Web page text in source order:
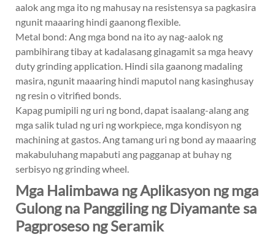
aalok ang mga ito ng mahusay na resistensya sa pagkasira
ngunit maaaring hindi gaanong flexible.
Metal bond: Ang mga bond na ito ay nag-aalok ng
pambihirang tibay at kadalasang ginagamit sa mga heavy
duty grinding application. Hindi sila gaanong madaling
masira, ngunit maaaring hindi maputol nang kasinghusay
ng resin o vitrified bonds.
Kapag pumipili ng uri ng bond, dapat isaalang-alang ang
mga salik tulad ng uri ng workpiece, mga kondisyon ng
machining at gastos. Ang tamang uri ng bond ay maaaring
makabuluhang mapabuti ang pagganap at buhay ng
serbisyo ng grinding wheel.
Mga Halimbawa ng Aplikasyon ng mga
Gulong na Panggiling ng Diyamante sa
Pagproseso ng Seramik